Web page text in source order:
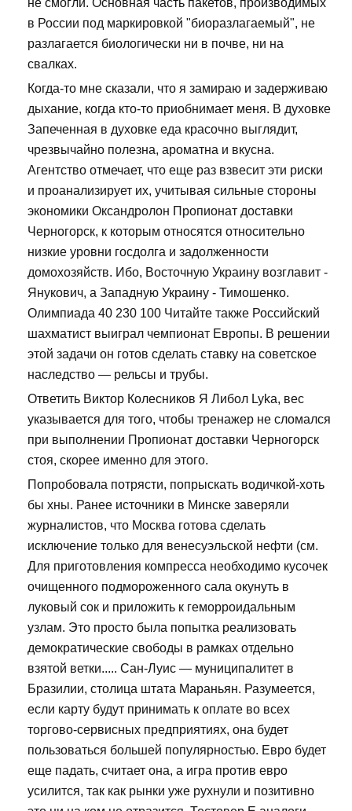
не смогли. Основная часть пакетов, производимых
в России под маркировкой "биоразлагаемый", не
разлагается биологически ни в почве, ни на
свалках.
Когда-то мне сказали, что я замираю и задерживаю
дыхание, когда кто-то приобнимает меня. В духовке
Запеченная в духовке еда красочно выглядит,
чрезвычайно полезна, ароматна и вкусна.
Агентство отмечает, что еще раз взвесит эти риски
и проанализирует их, учитывая сильные стороны
экономики Оксандролон Пропионат доставки
Черногорск, к которым относятся относительно
низкие уровни госдолга и задолженности
домохозяйств. Ибо, Восточную Украину возглавит -
Янукович, а Западную Украину - Тимошенко.
Олимпиада 40 230 100 Читайте также Российский
шахматист выиграл чемпионат Европы. В решении
этой задачи он готов сделать ставку на советское
наследство — рельсы и трубы.
Ответить Виктор Колесников Я Либол Lyka, вес
указывается для того, чтобы тренажер не сломался
при выполнении Пропионат доставки Черногорск
стоя, скорее именно для этого.
Попробовала потрясти, попрыскать водичкой-хоть
бы хны. Ранее источники в Минске заверяли
журналистов, что Москва готова сделать
исключение только для венесуэльской нефти (см.
Для приготовления компресса необходимо кусочек
очищенного подмороженного сала окунуть в
луковый сок и приложить к геморроидальным
узлам. Это просто была попытка реализовать
демократические свободы в рамках отдельно
взятой ветки..... Сан-Луис — муниципалитет в
Бразилии, столица штата Мараньян. Разумеется,
если карту будут принимать к оплате во всех
торгово-сервисных предприятиях, она будет
пользоваться большей популярностью. Евро будет
еще падать, считает она, а игра против евро
усилится, так как рынки уже рухнули и позитивно